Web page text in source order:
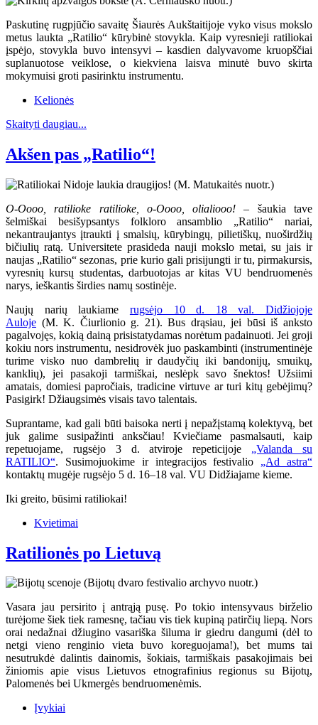
Paskutinę rugpjūčio savaitę Šiaurės Aukštaitijoje vyko visus mokslo
metus laukta „Ratilio“ kūrybinė stovykla. Kaip vyresnieji ratiliokai
įspėjo, stovykla buvo intensyvi – kasdien dalyvavome kruopščiai
suplanuotose veiklose, o kiekviena laisva minutė buvo skirta
mokymuisi groti pasirinktu instrumentu.
Kelionės
Skaityti daugiau...
Akšen pas „Ratilio“!
O-Oooo, ratilioke ratilioke, o-Oooo, olialiooo! – šaukia tave
šelmiškai besišypsantys folkloro ansamblio „Ratilio“ nariai,
nekantraujantys įtraukti į smalsių, kūrybingų, pilietiškų, nuoširdžių
bičiulių ratą. Universitete prasideda nauji mokslo metai, su jais ir
naujas „Ratilio“ sezonas, prie kurio gali prisijungti ir tu, pirmakursis,
vyresnių kursų studentas, darbuotojas ar kitas VU bendruomenės
narys, ieškantis širdies namų sostinėje.
Naujų narių laukiame rugsėjo 10 d. 18 val. Didžiojoje
Auloje (M. K. Čiurlionio g. 21). Bus drąsiau, jei būsi iš anksto
pagalvojęs, kokią dainą prisistatydamas norėtum padainuoti. Jei groji
kokiu nors instrumentu, nesidrovėk juo paskambinti (instrumentinėje
turime visko nuo dambrelių ir daudyčių iki bandonijų, smuikų,
kanklių), jei pasakoji tarmiškai, neslėpk savo šnektos! Užsiimi
amatais, domiesi papročiais, tradicine virtuve ar turi kitų gebėjimų?
Pasigirk! Džiaugsimės visais tavo talentais.
Suprantame, kad gali būti baisoka nerti į nepažįstamą kolektyvą, bet
juk galime susipažinti anksčiau! Kviečiame pasmalsauti, kaip
repetuojame, rugsėjo 3 d. atviroje repeticijoje „Valanda su
RATILIO“. Susimojuokime ir integracijos festivalio „Ad astra“
kontaktų mugėje rugsėjo 5 d. 16–18 val. VU Didžiajame kieme.
Iki greito, būsimi ratiliokai!
Kvietimai
Ratilionės po Lietuvą
Vasara jau persirito į antrąją pusę. Po tokio intensyvaus birželio
turėjome šiek tiek ramesnę, tačiau vis tiek kupiną patirčių liepą. Nors
orai nedažnai džiugino vasariška šiluma ir giedru dangumi (dėl to
netgi vieno renginio vieta buvo koreguojama!), bet mums tai
nesutrukdė dalintis dainomis, šokiais, tarmiškais pasakojimais bei
žiniomis apie visus Lietuvos etnografinius regionus su Bijotų,
Palomenės bei Ukmergės bendruomenėmis.
Įvykiai